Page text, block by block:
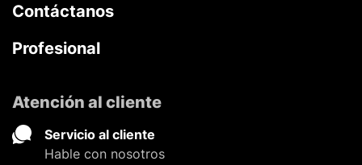
Contáctanos
Profesional
Atención al cliente
Servicio al cliente
Hable con nosotros